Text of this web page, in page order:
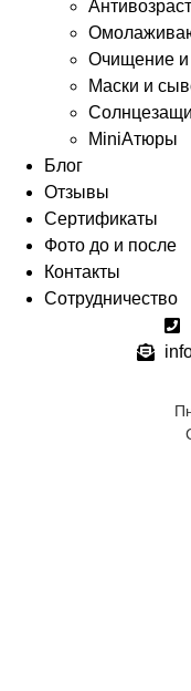
Очищение и
Маски и
MiniАтюры
Блог
Отзывы
Сертификаты
Фото до и после
Контакты
Сотрудничество